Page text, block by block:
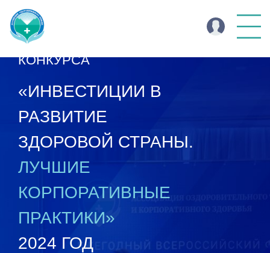
ИТОГИ ВСЕРОССИЙСКОГО
КОНКУРСА
«ИНВЕСТИЦИИ В
РАЗВИТИЕ
ЗДОРОВОЙ СТРАНЫ.
ЛУЧШИЕ
КОРПОРАТИВНЫЕ
ПРАКТИКИ»
2024 ГОД